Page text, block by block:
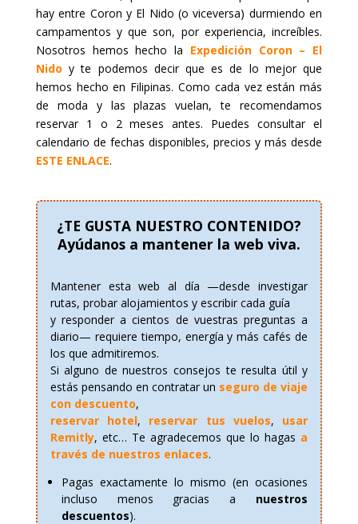
hay entre Coron y El Nido (o viceversa) durmiendo en
campamentos y que son, por experiencia, increíbles.
Nosotros hemos hecho la Expedición Coron – El
Nido y te podemos decir que es de lo mejor que
hemos hecho en Filipinas. Como cada vez están más
de moda y las plazas vuelan, te recomendamos
reservar 1 o 2 meses antes. Puedes consultar el
calendario de fechas disponibles, precios y más desde
ESTE ENLACE.
¿TE GUSTA NUESTRO CONTENIDO?
Ayúdanos a mantener la web viva.
Mantener esta web al día —desde investigar
rutas, probar alojamientos y escribir cada guía
y responder a cientos de vuestras preguntas a
diario— requiere tiempo, energía y más cafés de
los que admitiremos.
Si alguno de nuestros consejos te resulta útil y
estás pensando en contratar un seguro de viaje
con descuento,
reservar hotel, reservar tus vuelos, usar
Remitly, etc… Te agradecemos que lo hagas a
través de nuestros enlaces.
Pagas exactamente lo mismo (en ocasiones
incluso menos gracias a nuestros
descuentos).